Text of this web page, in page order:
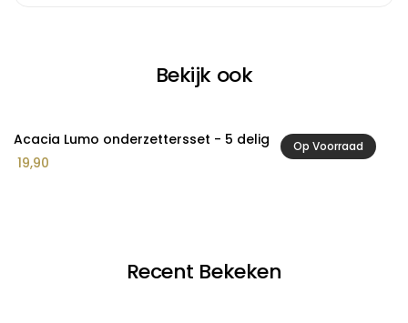
Bekijk ook
Op Voorraad
Acacia Lumo onderzettersset - 5 delig
19,90
Recent Bekeken